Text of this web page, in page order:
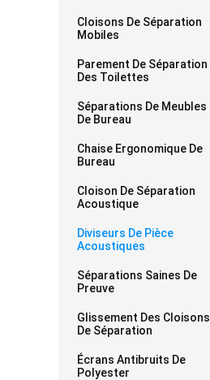
Cloisons De Séparation
Mobiles
Parement De Séparation
Des Toilettes
Séparations De Meubles
De Bureau
Chaise Ergonomique De
Bureau
Cloison De Séparation
Acoustique
Diviseurs De Pièce
Acoustiques
Séparations Saines De
Preuve
Glissement Des Cloisons
De Séparation
Écrans Antibruits De
Polyester